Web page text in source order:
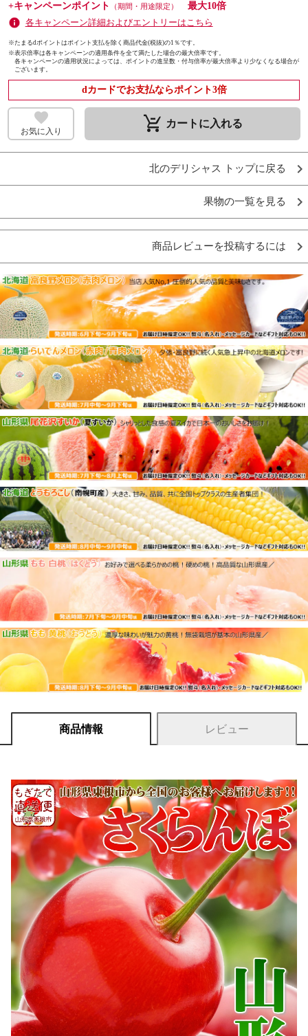
+キャンペーンポイント
（期間・用途限定）
最大10倍
各キャンペーン詳細およびエントリーはこちら
※たまるdポイントはポイント支払を除く商品代金(税抜)の1％です。
※表示倍率は各キャンペーンの適用条件を全て満たした場合の最大倍率です。
各キャンペーンの適用状況によっては、ポイントの進呈数・付与倍率が最大倍率より少なくなる場合が
ございます。
dカードでお支払ならポイント3倍
お気に入り remove_shopping_cart カートに入れる
北のデリシャス トップに戻る
果物の一覧を見る
商品レビューを投稿するには
商品情報 レビュー